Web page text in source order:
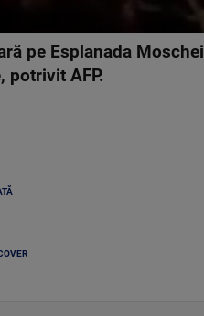
pe Esplanada
potrivit AFP.